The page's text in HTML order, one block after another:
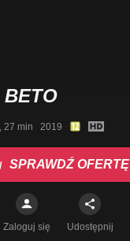
BETO
27 min   2019
SPRAWDŹ OFERTĘ
Zaloguj się Udostępnij